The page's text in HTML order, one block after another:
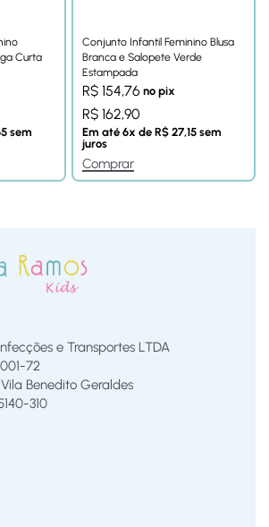
Curta
sem
Conjunto Infantil Feminino Blusa
Branca e Salopete Verde
Estampada
R$ 154,76 no pix
R$ 162,90
Em até 6x de R$ 27,15 sem
juros
Comprar
e Transportes LTDA
72
Benedito Geraldes
310